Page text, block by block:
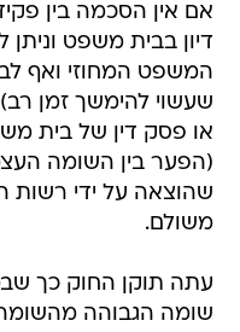
אם אין הסכמה בין
דיון בבית משפט
המשפט המחוזי ואף
שעשוי להימשך זמן
או פסק דין של בית
(הפער בין השומה
שהוצאה על ידי רשות
משולם.
עתה תוקן החוק כך
שומה הגבוהה